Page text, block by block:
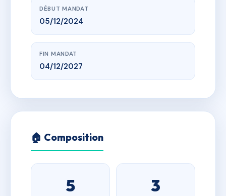
DÉBUT MANDAT
05/12/2024
FIN MANDAT
04/12/2027
🏠 Composition
5 3